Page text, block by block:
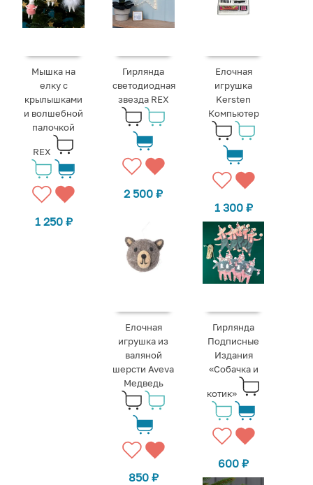
Мышка на
елку с
крылышками
и волшебной
палочкой
REX
1 250 ₽
Гирлянда
светодиодная
звезда REX
2 500₽
Елочная
игрушка
Kersten
Компьютер
1 300 ₽
Елочная
игрушка из
валяной
шерсти Aveva
Медведь
850 ₽
Гирлянда
Подписные
Издания
«Собачка и
котик»
600₽